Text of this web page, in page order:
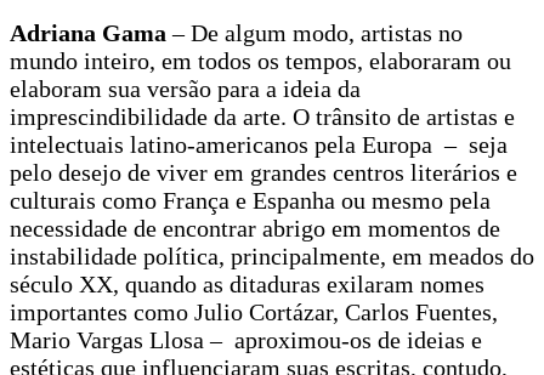
Adriana Gama– De algum modo, artistas no
mundo inteiro, em todos os tempos, elaboraram ou
elaboram sua versão para a ideia da
imprescindibilidade da arte. O trânsito de artistas e
intelectuais latino-americanos pela Europa – seja
pelo desejo de viver em grandes centros literários e
culturais como França e Espanha ou mesmo pela
necessidade de encontrar abrigo em momentos de
instabilidade política, principalmente, em meados do
século XX, quando as ditaduras exilaram nomes
importantes como Julio Cortázar, Carlos Fuentes,
Mario Vargas Llosa – aproximou-os de ideias e
estéticas que influenciaram suas escritas, contudo,